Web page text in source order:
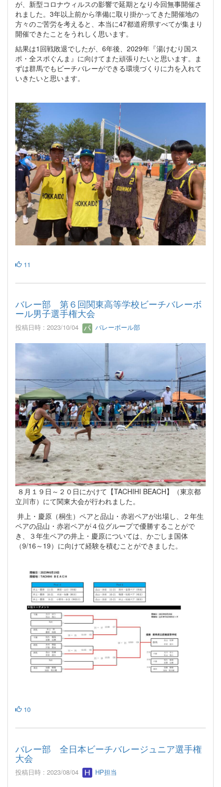
が、新型コロナウィルスの影響で延期となり今回無事開催さ
れました。3年以上前から準備に取り掛かってきた開催地の
方々のご苦労を考えると、本当に47都道府県すべてが集まり
開催できたことをうれしく思います。
結果は1回戦敗退でしたが、6年後、2029年『湯けむり国ス
ポ・全スポぐんま』に向けてまた頑張りたいと思います。ま
ずは群馬でもビーチバレーができる環境づくりに力を入れて
いきたいと思います。
11
バレー部 第６回関東高等学校ビーチバレーボ
ール男子選手権大会
投稿日時 : 2023/10/04 バレーボール部
８月１９日～２０日にかけて【TACHIHI BEACH】（東京都
立川市）にて関東大会が行われました。
井上・慶原（桐生）ペアと品山・赤岩ペアが出場し、２年生
ペアの品山・赤岩ペアが４位グループで優勝することがで
き、３年生ペアの井上・慶原については、かごしま国体
（9/16～19）に向けて経験を積むことができました。
10
バレー部 全日本ビーチバレージュニア選手権
大会
投稿日時 : 2023/08/04 HP担当